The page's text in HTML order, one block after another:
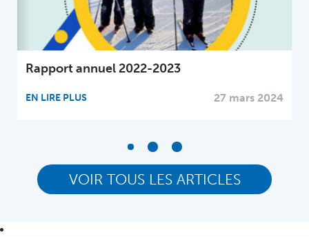
Rapport annuel 2022-2023
EN LIRE PLUS 27 mars 2024
VOIR TOUS LES ARTICLES